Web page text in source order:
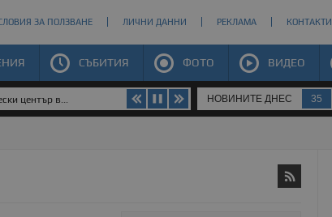
ЗА ПОЛЗВАНЕ ЛИЧНИ ДАННИ РЕКЛАМА КОНТАКТИ
СЪБИТИЯ ФОТО ВИДЕО
център в... НОВИНИТЕ ДНЕС 35